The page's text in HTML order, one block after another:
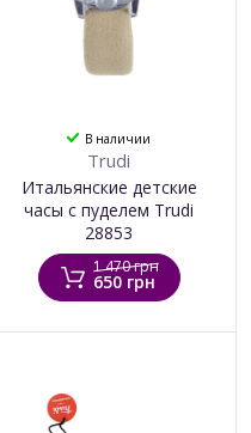
В наличии
Trudi
Итальянские детские
часы с пуделем Trudi
28853
1 470 грн
650 грн